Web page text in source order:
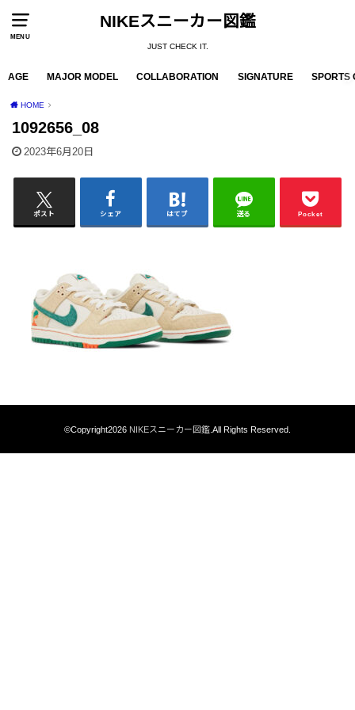
MENU
NIKEスニーカー図鑑
JUST CHECK IT.
AGE MAJOR MODEL COLLABORATION SIGNATURE SPORTS
HOME
1092656_08
2023年6月20日
ポスト シェア はてブ 送る Pocket
©Copyright2026 NIKEスニーカー図鑑.All Rights Reserved.